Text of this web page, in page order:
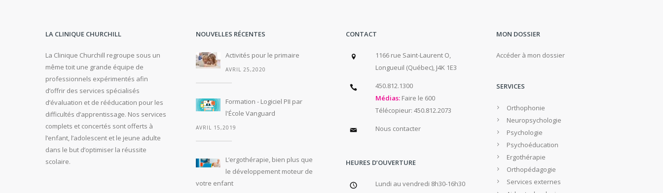
LA CLINIQUE CHURCHILL
La Clinique Churchill regroupe sous un
même toit une grande équipe de
professionnels expérimentés afin
d’offrir des services spécialisés
d’évaluation et de rééducation pour les
difficultés d’apprentissage. Nos services
complets et concertés sont offerts à
l’enfant, l’adolescent et le jeune adulte
dans le but d’optimiser la réussite
scolaire.
NOUVELLES RÉCENTES
Activités pour le primaire
AVRIL 25,2020
Formation - Logiciel PII par
l'École Vanguard
AVRIL 15,2019
L’ergothérapie, bien plus que
le développement moteur de
votre enfant
CONTACT
1166 rue Saint-Laurent O,
Longueuil (Québec), J4K 1E3
450.812.1300
Médias: Faire le 600
Télécopieur: 450.812.2073
Nous contacter
HEURES D’OUVERTURE
Lundi au vendredi 8h30-16h30
MON DOSSIER
Accéder à mon dossier
SERVICES
Orthophonie
Neuropsychologie
Psychologie
Psychoéducation
Ergothérapie
Orthopédagogie
Services externes